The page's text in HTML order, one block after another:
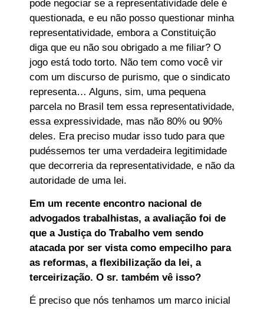
pode negociar se a representatividade dele é
questionada, e eu não posso questionar minha
representatividade, embora a Constituição
diga que eu não sou obrigado a me filiar? O
jogo está todo torto. Não tem como você vir
com um discurso de purismo, que o sindicato
representa… Alguns, sim, uma pequena
parcela no Brasil tem essa representatividade,
essa expressividade, mas não 80% ou 90%
deles. Era preciso mudar isso tudo para que
pudéssemos ter uma verdadeira legitimidade
que decorreria da representatividade, e não da
autoridade de uma lei.
Em um recente encontro nacional de
advogados trabalhistas, a avaliação foi de
que a Justiça do Trabalho vem sendo
atacada por ser vista como empecilho para
as reformas, a flexibilização da lei, a
terceirização. O sr. também vê isso?
É preciso que nós tenhamos um marco inicial